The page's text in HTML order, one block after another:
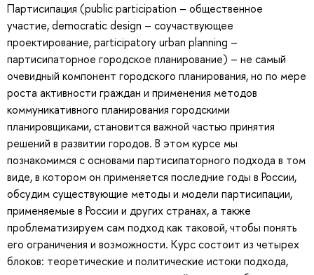
Партисипация (public participation – общественное
участие, democratic design – соучаствующее
проектирование, participatory urban planning –
партисипаторное городское планирование) – не самый
очевидный компонент городского планирования, но по мере
роста активности граждан и применения методов
коммуникативного планирования городскими
планировщиками, становится важной частью принятия
решений в развитии городов. В этом курсе мы
познакомимся с основами партисипаторного подхода в том
виде, в котором он применяется последние годы в России,
обсудим существующие методы и модели партисипации,
применяемые в России и других странах, а также
проблематизируем сам подход как таковой, чтобы понять
его ограничения и возможности. Курс состоит из четырех
блоков: теоретические и политические истоки подхода,